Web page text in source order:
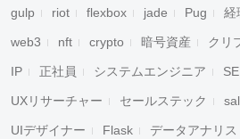
gulp riot flexbox jade Pug 経
web3 nft crypto 暗号資産 クリ
IP 正社員 システムエンジニア SE
UXリサーチャー セールステック
UIデザイナー Flask データアナリス